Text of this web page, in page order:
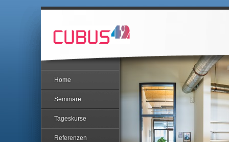
Home
Seminare
Tageskurse
Referenzen